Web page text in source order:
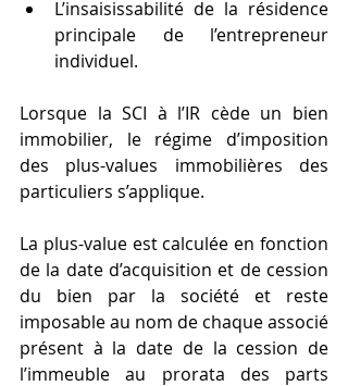
L’insaisissabilité de la résidence
principale de l’entrepreneur
individuel.
Lorsque la SCI à l’IR cède un bien
immobilier, le régime d’imposition
des plus-values immobilières des
particuliers s’applique.
La plus-value est calculée en fonction
de la date d’acquisition et de cession
du bien par la société et reste
imposable au nom de chaque associé
présent à la date de la cession de
l’immeuble au prorata des parts